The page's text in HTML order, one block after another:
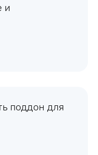
и
поддон для